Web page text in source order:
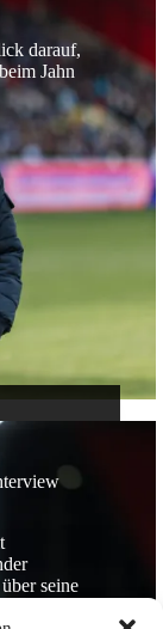
darauf,
Jahn
seine